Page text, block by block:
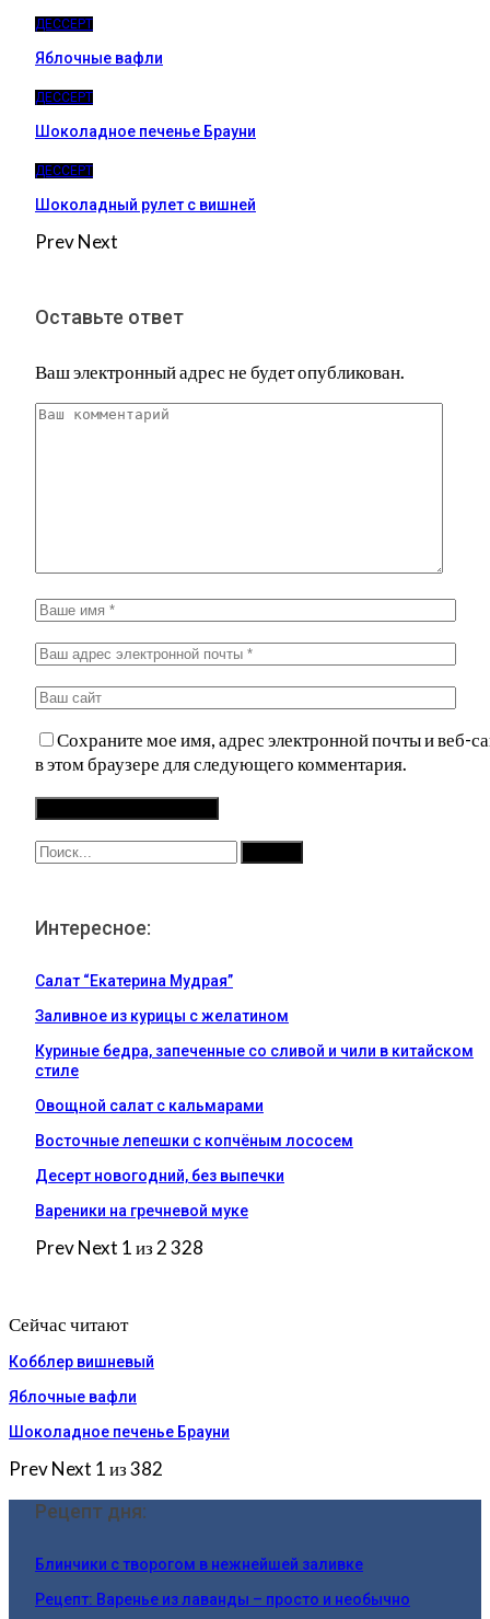
ДЕССЕРТ
Яблочные вафли
ДЕССЕРТ
Шоколадное печенье Брауни
ДЕССЕРТ
Шоколадный рулет с вишней
PrevNext
Оставьте ответ
Ваш электронный адрес не будет опубликован.
Сохраните мое имя, адрес электронной почты и веб-
в этом браузере для следующего комментария.
Интересное:
Салат “Екатерина Мудрая”
Заливное из курицы с желатином
Куриные бедра, запеченные со сливой и чили в китайском
стиле
Овощной салат с кальмарами
Восточные лепешки с копчёным лососем
Десерт новогодний, без выпечки
Вареники на гречневой муке
PrevNext 1 из 2 328
Сейчас читают
Кобблер вишневый
Яблочные вафли
Шоколадное печенье Брауни
PrevNext 1 из 382
Рецепт дня:
Блинчики с творогом в нежнейшей заливке
Рецепт: Варенье из лаванды – просто и необычно